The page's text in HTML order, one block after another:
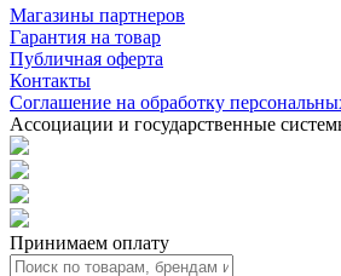
Магазины партнеров
Гарантия на товар
Публичная оферта
Контакты
Соглашение на обработку
Ассоциации и государственные
Принимаем оплату